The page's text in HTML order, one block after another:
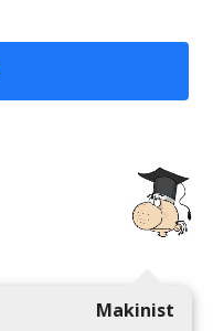
Makinist